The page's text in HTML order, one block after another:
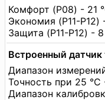
Комфорт (P08) - 21
Экономия (P11-
Защита (P11-P12) -
Встроенный
Диапазон
Точность при 25
Диапазон